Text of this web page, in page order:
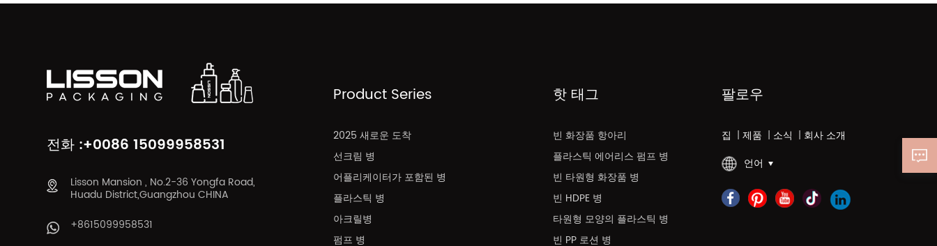
전화 :+0086 15099958531
Lisson Mansion , No.2-36 Yongfa Road,
Huadu District,Guangzhou CHINA
+8615099958531
Product Series
2025 새로운 도착
선크림 병
어플리케이터가 포함된 병
플라스틱 병
아크릴병
펌프 병
핫 태그
빈 화장품 항아리
플라스틱 에어리스 펌프 병
빈 타원형 화장품 병
빈 HDPE 병
타원형 모양의 플라스틱 병
빈 PP 로션 병
팔로우
집 | 제품 | 소식 | 회사 소개
언어